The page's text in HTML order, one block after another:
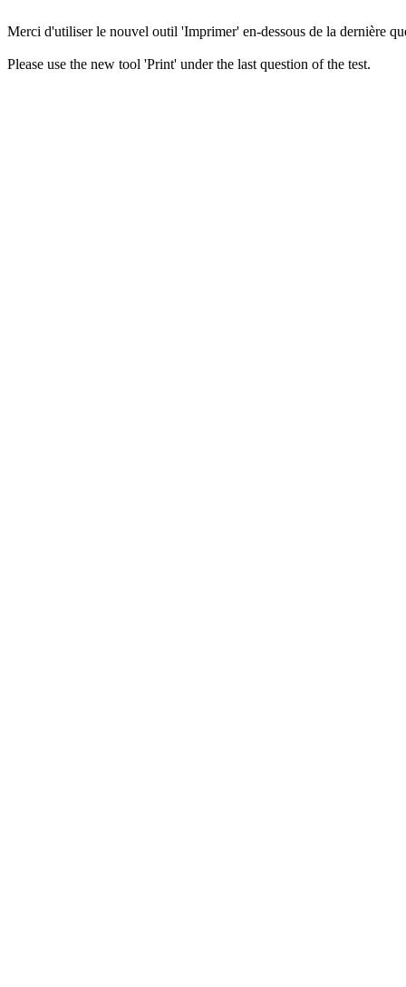
Merci d'utiliser le nouvel outil 'Imprimer' en-dessous de la dernière
Please use the new tool 'Print' under the last question of the test.